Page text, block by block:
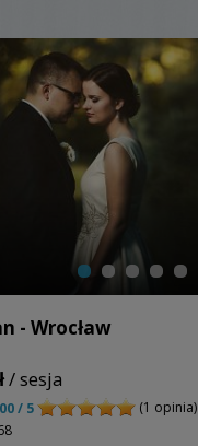
- Wrocław
/ sesja
/ 5
(1 opinia)